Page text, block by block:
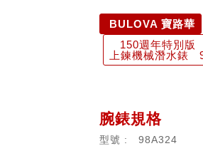
BULOVA 寶路華
150週年特別版
上鍊機械潛水錶
腕錶規格
型號 : 98A324